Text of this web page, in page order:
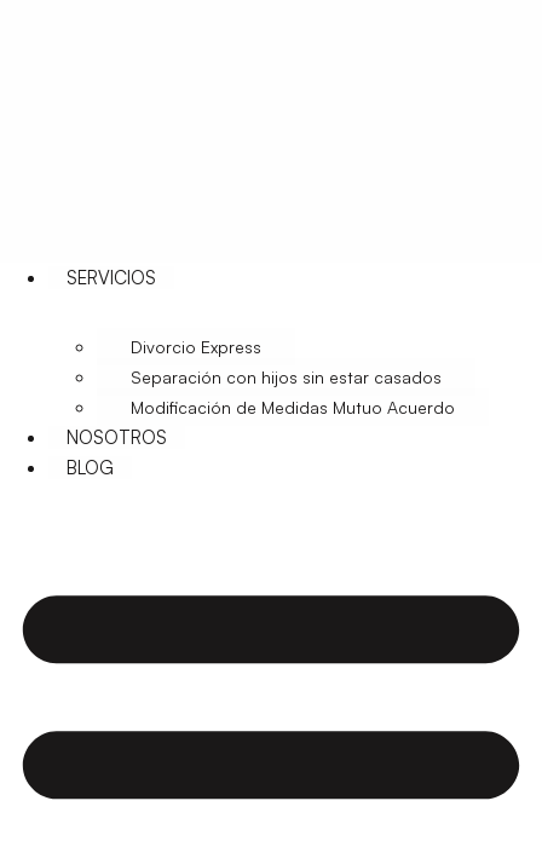
SERVICIOS
Divorcio Express
Separación con hijos sin estar casados
Modificación de Medidas Mutuo Acuerdo
NOSOTROS
BLOG